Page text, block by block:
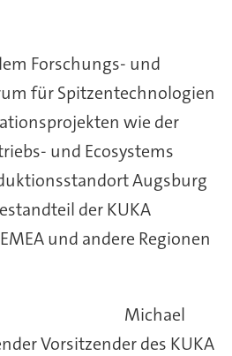
Forschungs- und
für Spitzentechnologien
wie der
und Ecosystems
Augsburg
der KUKA
und andere Regionen
Michael
Vorsitzender des KUKA